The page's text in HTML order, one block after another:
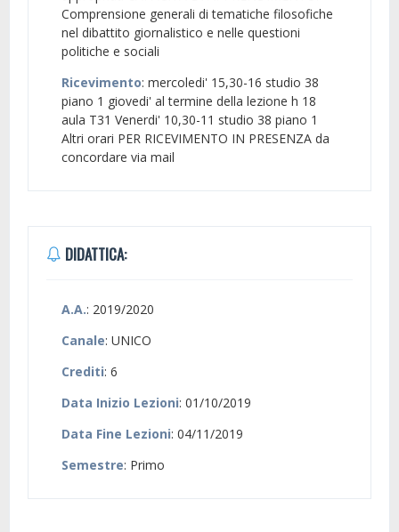
Comprensione generali di tematiche filosofiche
nel dibattito giornalistico e nelle questioni
politiche e sociali
Ricevimento: mercoledi' 15,30-16 studio 38
piano 1 giovedi' al termine della lezione h 18
aula T31 Venerdi' 10,30-11 studio 38 piano 1
Altri orari PER RICEVIMENTO IN PRESENZA da
concordare via mail
DIDATTICA:
A.A.: 2019/2020
Canale: UNICO
Crediti: 6
Data Inizio Lezioni: 01/10/2019
Data Fine Lezioni: 04/11/2019
Semestre: Primo